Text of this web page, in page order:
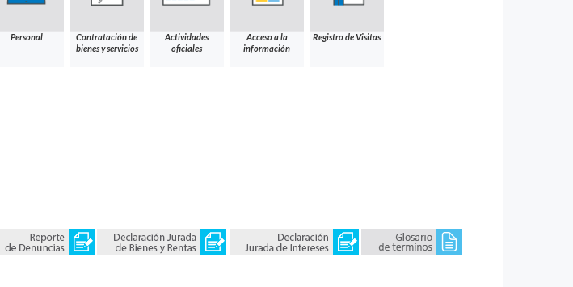
Personal
Contratación de
bienes y servicios
Actividades
oficiales
Acceso a la
información
Registro de Visitas